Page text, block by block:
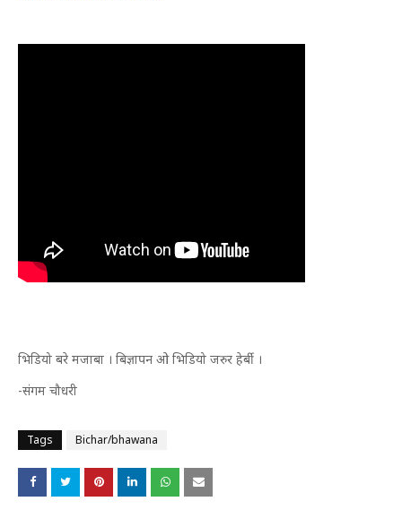
भिडियो बरे मजाबा । बिज्ञापन ओ भिडियो जरुर हेर्बी ।
-संगम चौधरी
Tags Bichar/bhawana